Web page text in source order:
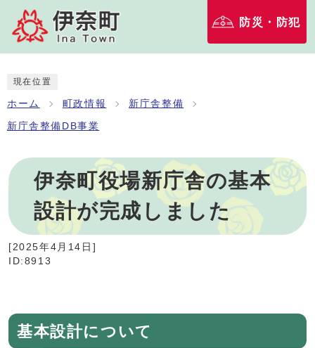
防災・防犯
現在位置
ホーム 町政情報 新庁舎整備
新庁舎整備DB事業
伊奈町役場新庁舎の基本
設計が完成しました
[2025年4月14日 ]
ID:8913
基本設計について